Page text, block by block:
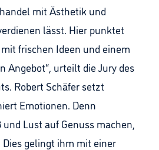
mit Ästhetik und
lässt. Hier punktet
frischen Ideen und einem
Angebot“, urteilt die Jury des
Robert Schäfer setzt
Emotionen. Denn
Lust auf Genuss machen,
gelingt ihm mit einer